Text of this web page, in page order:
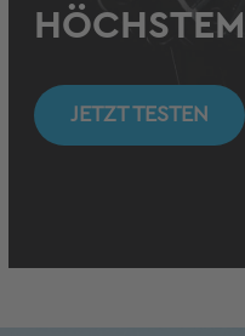
JETZT TESTEN